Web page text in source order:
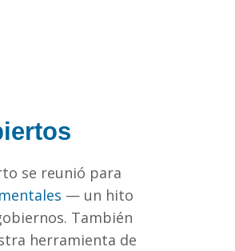
se reunió para
— un hito
También
herramienta de